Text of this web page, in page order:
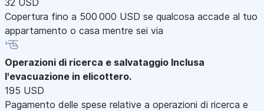
Copertura fino a 500 000 USD se qualcosa accade al tuo
appartamento o casa mentre sei via
Operazioni di ricerca e salvataggio Inclusa
l'evacuazione in elicottero.
195 USD
Pagamento delle spese relative a operazioni di ricerca e